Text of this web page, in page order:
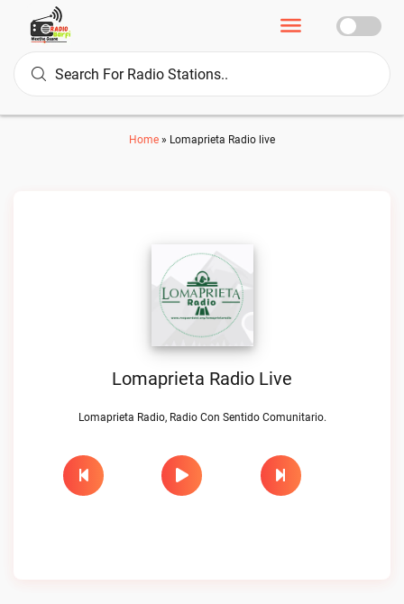
Home » Lomaprieta Radio live
Lomaprieta Radio Live
Lomaprieta Radio, Radio Con Sentido Comunitario.